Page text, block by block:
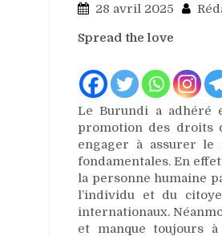
28 avril 2025
Spread the love
Le Burundi a adhéré
promotion des droits
engager à assurer
fondamentales. En
la personne humaine
l’individu et du
internationaux.
et manque toujours